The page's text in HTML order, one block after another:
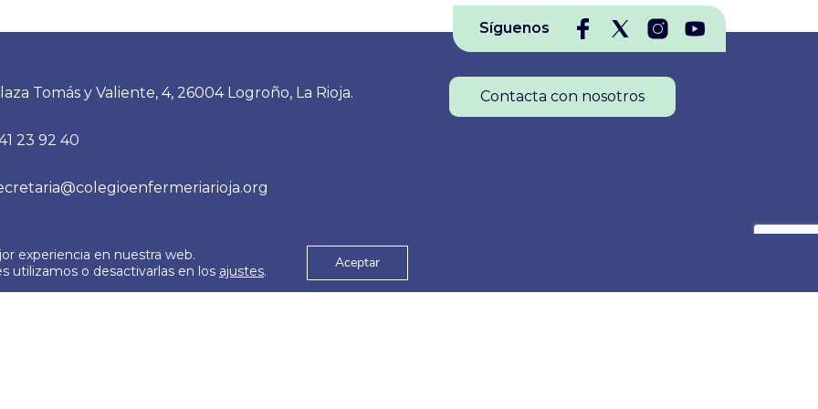
Síguenos
Tomás y Valiente, 4, 26004 Logroño, La Rioja.
23 92 40
Contacta con nosotros
© 2026
Aviso Legal
experiencia en nuestra web.
utilizamos o desactivarlas en los ajustes. Aceptar